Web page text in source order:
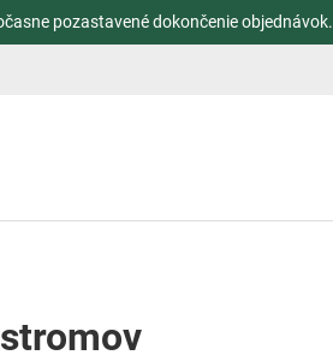
pozastavené dokončenie objednávok.